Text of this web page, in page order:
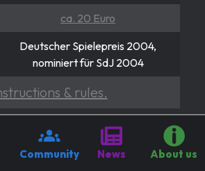
Community News About us
PETERSBURG
ca. 20 Euro
Deutscher Spielepreis 2004,
nominiert für SdJ 2004
& rules.